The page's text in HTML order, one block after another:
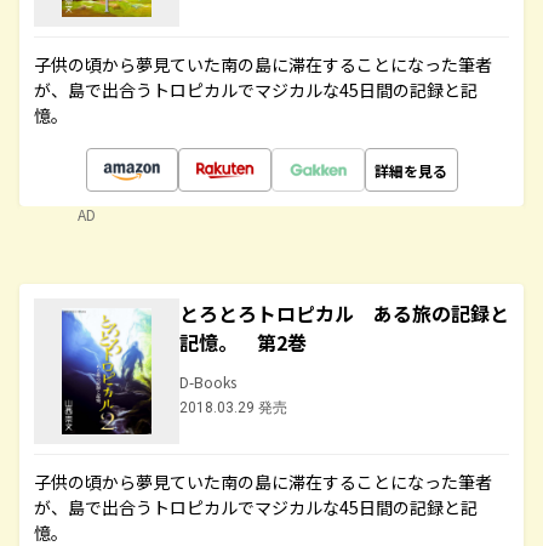
子供の頃から夢見ていた南の島に滞在することになった筆者
が、島で出合うトロピカルでマジカルな45日間の記録と記
憶。
詳細を見る
AD
とろとろトロピカル ある旅の記録と
記憶。 第2巻
D-Books
2018.03.29 発売
子供の頃から夢見ていた南の島に滞在することになった筆者
が、島で出合うトロピカルでマジカルな45日間の記録と記
憶。